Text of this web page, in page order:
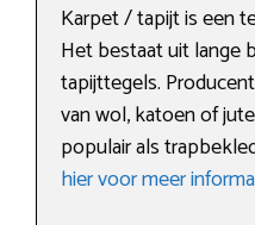
Karpet / tapijt is een
Het bestaat uit lange
tapijttegels.
van wol, katoen of
populair als
hier voor meer